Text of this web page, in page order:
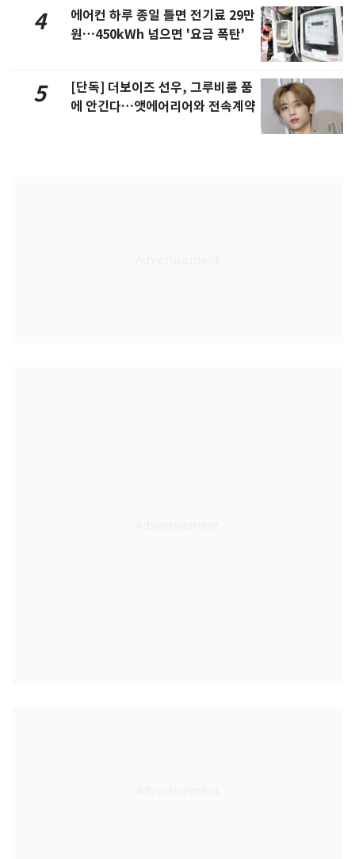
4
에어컨 하루 종일 틀면 전기료 29만
원…450kWh 넘으면 '요금 폭탄'
5
[단독] 더보이즈 선우, 그루비룸 품
에 안긴다…앳에어리어와 전속계약